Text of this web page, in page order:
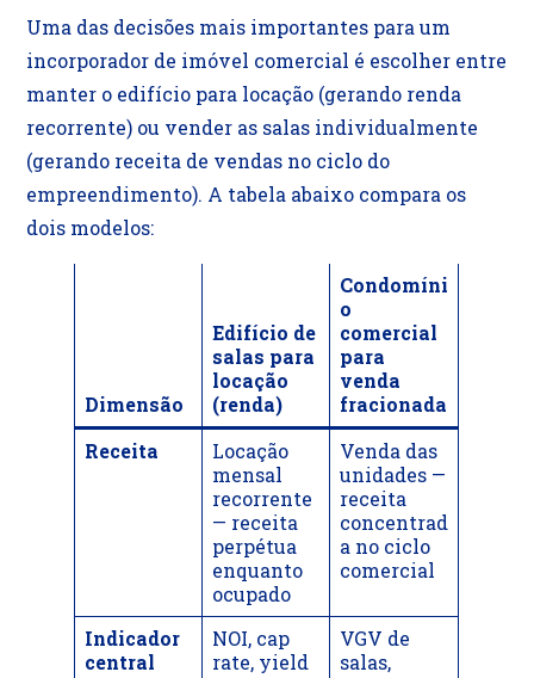
Uma das decisões mais importantes para um
incorporador de imóvel comercial é escolher entre
manter o edifício para locação (gerando renda
recorrente) ou vender as salas individualmente
(gerando receita de vendas no ciclo do
empreendimento). A tabela abaixo compara os
dois modelos:
Dimensão
Edifício de
salas para
locação
(renda)
Condomíni
o
comercial
para
venda
fracionada
Receita
Locação
mensal
recorrente
— receita
perpétua
enquanto
ocupado
Venda das
unidades —
receita
concentrad
a no ciclo
comercial
Indicador
central
NOI, cap
rate, yield
VGV de
salas,